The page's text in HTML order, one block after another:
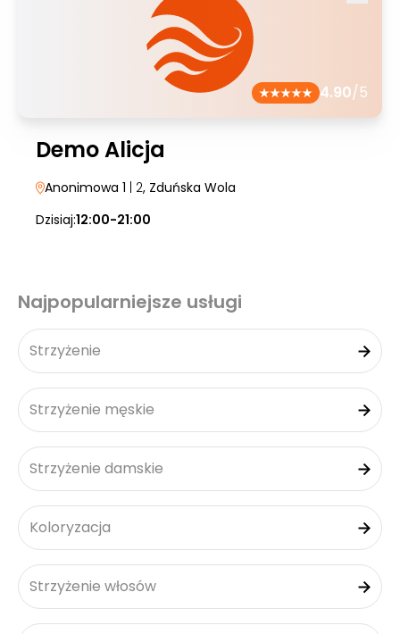
4.90/5
Demo Alicja
Anonimowa 1 | 2, Zduńska Wola
Dzisiaj:12:00-21:00
Najpopularniejsze usługi
Strzyżenie
Strzyżenie męskie
Strzyżenie damskie
Koloryzacja
Strzyżenie włosów